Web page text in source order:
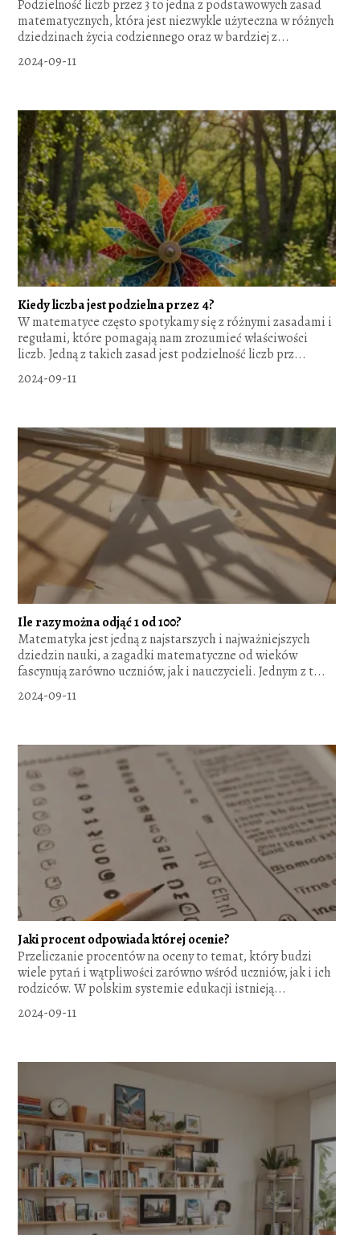
Podzielność liczb przez 3 to jedna z podstawowych zasad
matematycznych, która jest niezwykle użyteczna w różnych
dziedzinach życia codziennego oraz w bardziej z...
2024-09-11
Kiedy liczba jest podzielna przez 4?
W matematyce często spotykamy się z różnymi zasadami i
regułami, które pomagają nam zrozumieć właściwości
liczb. Jedną z takich zasad jest podzielność liczb prz...
2024-09-11
Ile razy można odjąć 1 od 100?
Matematyka jest jedną z najstarszych i najważniejszych
dziedzin nauki, a zagadki matematyczne od wieków
fascynują zarówno uczniów, jak i nauczycieli. Jednym z t...
2024-09-11
Jaki procent odpowiada której ocenie?
Przeliczanie procentów na oceny to temat, który budzi
wiele pytań i wątpliwości zarówno wśród uczniów, jak i ich
rodziców. W polskim systemie edukacji istnieją...
2024-09-11